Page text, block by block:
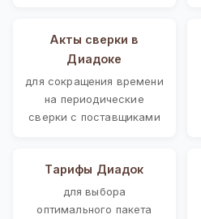
Акты сверки в
Диадоке
для сокращения времени
на периодические
сверки с поставщиками
Тарифы Диадок
для выбора
оптимального пакета